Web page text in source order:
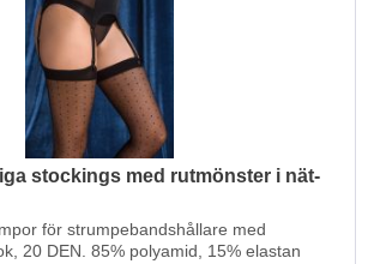
stockings med rutmönster i nät-
för strumpebandshållare med
20 DEN. 85% polyamid, 15% elastan